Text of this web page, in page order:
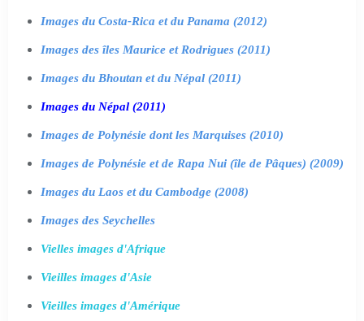
Images du Costa-Rica et du Panama (2012)
Images des îles Maurice et Rodrigues (2011)
Images du Bhoutan et du Népal (2011)
Images du Népal (2011)
Images de Polynésie dont les Marquises (2010)
Images de Polynésie et de Rapa Nui (île de Pâques) (2009)
Images du Laos et du Cambodge (2008)
Images des Seychelles
Vielles images d'Afrique
Vieilles images d'Asie
Vieilles images d'Amérique